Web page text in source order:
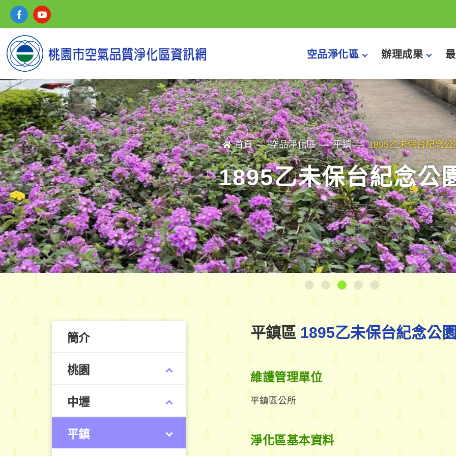
空品淨化區 辦理成果
首頁 空品淨化區 平鎮 1895乙未保台紀念公
1895乙未保台紀念公
簡介
桃園
中壢
平鎮
平鎮區 1895乙未保台紀念公
維護管理單位
平鎮區公所
淨化區基本資料